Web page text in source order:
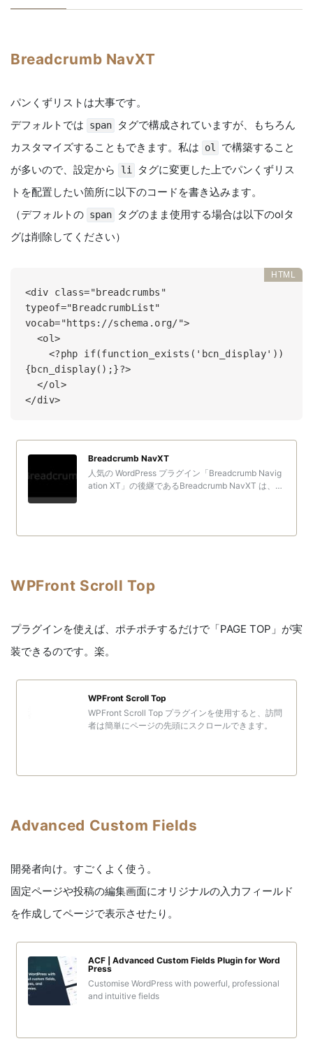
Breadcrumb NavXT
パンくずリストは大事です。
デフォルトでは
span
タグで構成されていますが、もちろん
カスタマイズすることもできます。私は
ol
で構築すること
が多いので、設定から
li
タグに変更した上でパンくずリス
トを配置したい箇所に以下のコードを書き込みます。
（デフォルトの span
タグのまま使用する場合は以下のolタ
グは削除してください）
<div class="breadcrumbs"
typeof="BreadcrumbList"
vocab="https://schema.org/">
{bcn_display();}?>
</div>
Breadcrumb NavXT
人気の WordPress プラグイン「Breadcrumb Navig
ation XT」の後継であるBreadcrumb NavXT は、以
WPFront Scroll Top
プラグインを使えば、ポチポチするだけで「PAGE TOP」が実
装できるのです。楽。
WPFront Scroll Top
WPFront Scroll Top プラグインを使用すると、訪問
者は簡単にページの先頭にスクロールできます。
Advanced Custom Fields
開発者向け。すごくよく使う。
固定ページや投稿の編集画面にオリジナルの入力フィールド
を作成してページで表示させたり。
ACF | Advanced Custom Fields Plugin for Word
Press
Customise WordPress with powerful, professional
and intuitive fields